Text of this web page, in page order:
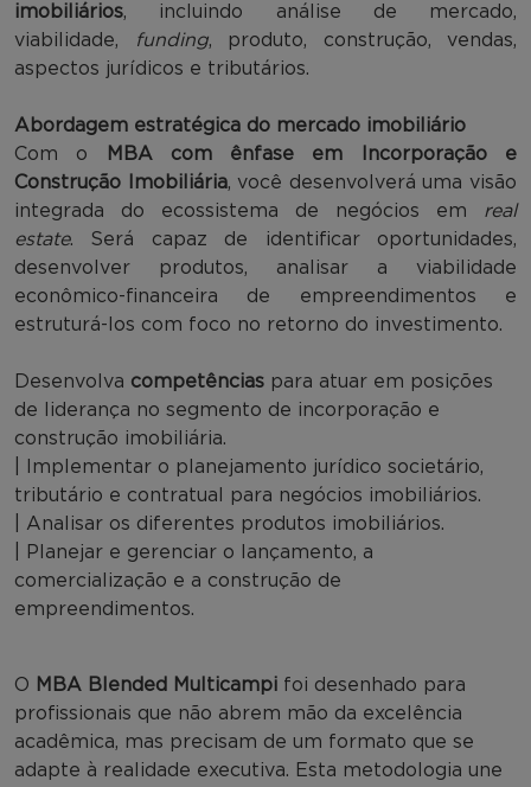
imobiliários, incluindo análise de mercado,
viabilidade,
funding, produto, construção, vendas,
aspectos jurídicos e tributários.
Abordagem estratégica do mercado imobiliário
Com o
MBA com ênfase em Incorporação e
Construção Imobiliária, você desenvolverá uma visão
integrada do ecossistema de negócios em real
estate. Será capaz de identificar oportunidades,
desenvolver produtos, analisar a viabilidade
econômico-financeira de empreendimentos e
estruturá-los com foco no retorno do investimento.
Desenvolva competências para atuar em posições
de liderança no segmento de incorporação e
construção imobiliária.
| Implementar o planejamento jurídico societário,
tributário e contratual para negócios imobiliários.
| Analisar os diferentes produtos imobiliários.
| Planejar e gerenciar o lançamento, a
comercialização e a construção de
empreendimentos.
O MBA Blended Multicampi foi desenhado para
profissionais que não abrem mão da excelência
acadêmica, mas precisam de um formato que se
adapte à realidade executiva. Esta metodologia une